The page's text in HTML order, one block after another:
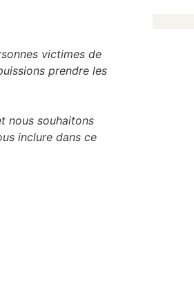
victimes de
prendre les
nous souhaitons
inclure dans ce